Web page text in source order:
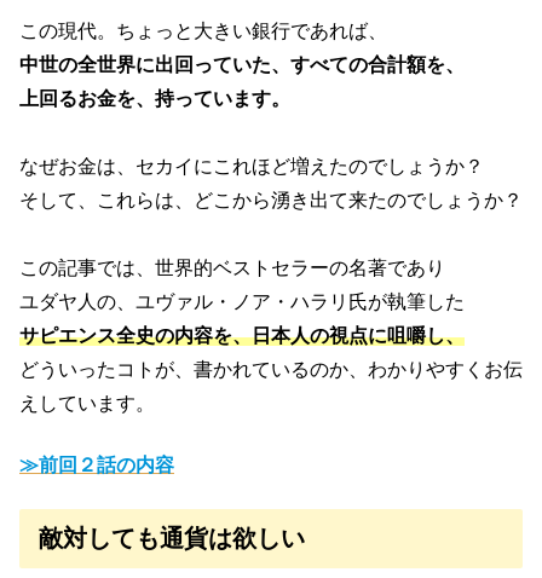
この現代。ちょっと大きい銀行であれば、
中世の全世界に出回っていた、すべての合計額を、
上回るお金を、持っています。
なぜお金は、セカイにこれほど増えたのでしょうか？
そして、これらは、どこから湧き出て来たのでしょうか？
この記事では、世界的ベストセラーの名著であり
ユダヤ人の、ユヴァル・ノア・ハラリ氏が執筆した
サピエンス全史の内容を、日本人の視点に咀嚼し、
どういったコトが、書かれているのか、わかりやすくお伝
えしています。
≫前回２話の内容
敵対しても通貨は欲しい